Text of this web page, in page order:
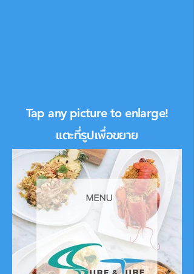
Tap any picture to enlarge!
แตะที่รูปเพื่อขยาย